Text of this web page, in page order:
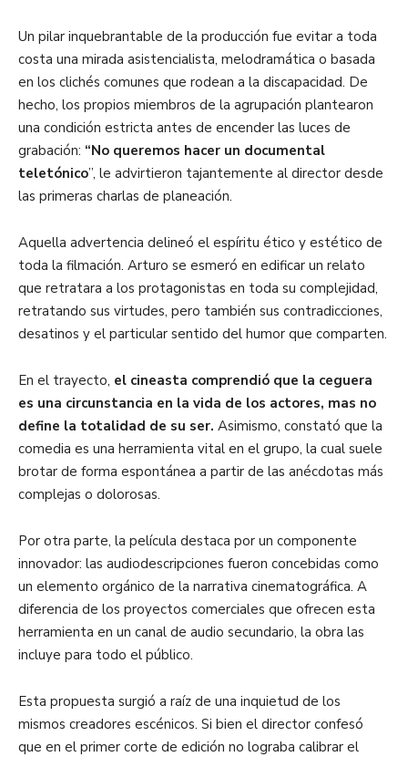
Un pilar inquebrantable de la producción fue evitar a toda
costa una mirada asistencialista, melodramática o basada
en los clichés comunes que rodean a la discapacidad. De
hecho, los propios miembros de la agrupación plantearon
una condición estricta antes de encender las luces de
grabación: “No queremos hacer un documental
teletónico”, le advirtieron tajantemente al director desde
las primeras charlas de planeación.
Aquella advertencia delineó el espíritu ético y estético de
toda la filmación. Arturo se esmeró en edificar un relato
que retratara a los protagonistas en toda su complejidad,
retratando sus virtudes, pero también sus contradicciones,
desatinos y el particular sentido del humor que comparten.
En el trayecto, el cineasta comprendió que la ceguera
es una circunstancia en la vida de los actores, mas no
define la totalidad de su ser. Asimismo, constató que la
comedia es una herramienta vital en el grupo, la cual suele
brotar de forma espontánea a partir de las anécdotas más
complejas o dolorosas.
Por otra parte, la película destaca por un componente
innovador: las audiodescripciones fueron concebidas como
un elemento orgánico de la narrativa cinematográfica. A
diferencia de los proyectos comerciales que ofrecen esta
herramienta en un canal de audio secundario, la obra las
incluye para todo el público.
Esta propuesta surgió a raíz de una inquietud de los
mismos creadores escénicos. Si bien el director confesó
que en el primer corte de edición no lograba calibrar el